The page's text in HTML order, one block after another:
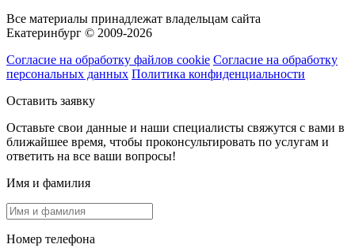
Все материалы принадлежат владельцам сайта
Екатеринбург © 2009-2026
Согласие на обработку файлов cookie Согласие на обработку
персональных данных Политика конфиденциальности
Оставить заявку
Оставьте свои данные и наши специалисты свяжутся с вами в
ближайшее время, чтобы проконсультировать по услугам и
ответить на все ваши вопросы!
Имя и фамилия
Номер телефона